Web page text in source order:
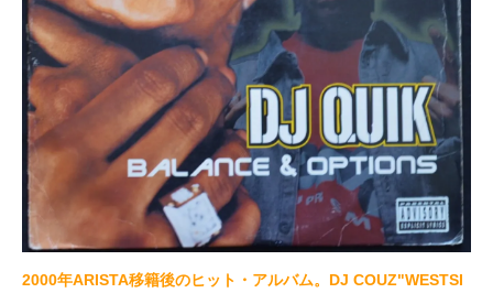
2000年ARISTA移籍後のヒット・アルバム。DJ COUZ"WESTSI